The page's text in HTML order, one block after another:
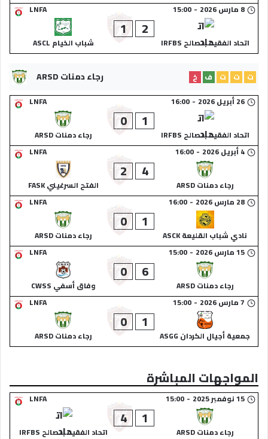
LNFA
8 مارس 2026 -
15:00
اتحاد الفقيه بنصالح IRFBS
2
1
شباب الخيام ASCL
رجاء دمنات ARSD ت ت ت ف
خ
LNFA
26 أبريل 2026 -
16:00
اتحاد الفقيه بنصالح IRFBS
1
0
رجاء دمنات ARSD
LNFA
4 أبريل 2026 -
16:00
رجاء دمنات ARSD
4
2
الفتح السرغيني FASK
LNFA
28 مارس 2026 -
16:00
نادي شباب القليعة ASCK
1
0
رجاء دمنات ARSD
LNFA
15 مارس 2026 -
15:00
رجاء دمنات ARSD
6
0
وفاق أسفي CWSS
LNFA
7 مارس 2026 -
15:00
جمعية أجيال الكردان ASGG
1
0
رجاء دمنات ARSD
المواجهات المباشرة
LNFA 15 نوفمبر 2025 -
15:00
رجاء دمنات ARSD
1
4
اتحاد الفقيه بنصالح IRFBS